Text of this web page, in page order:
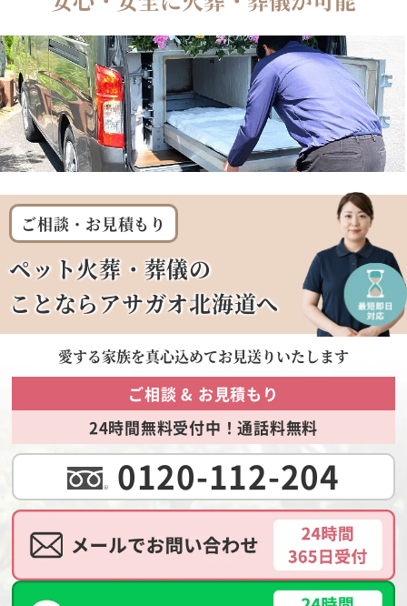
ご相談・お見積もり
ペット火葬・葬儀の
ことならアサガオ北海道へ
愛する家族を真心込めてお見送りいたします
ご相談 & お見積もり
24時間無料受付中！通話料無料
0120-112-204